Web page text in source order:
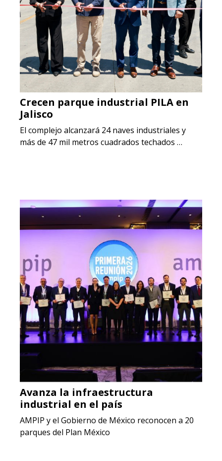
Crecen parque industrial PILA en
Jalisco
El complejo alcanzará 24 naves industriales y
más de 47 mil metros cuadrados techados …
Avanza la infraestructura
industrial en el país
AMPIP y el Gobierno de México reconocen a 20
parques del Plan México